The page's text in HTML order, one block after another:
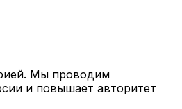
Мы проводим
и повышает авторитет